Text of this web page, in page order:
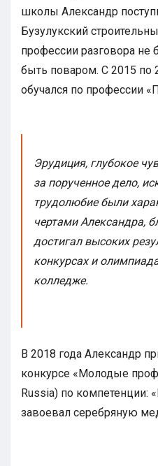
школы Александр
Бузулукский
профессии разговора не
быть поваром. С 2015 по
обучался по профессии
Эрудиция, глубокое
за порученное дело,
трудолюбие были
чертами Александра,
достигал высоких
конкурсах и
колледже.
В 2018 года Александр
конкурсе «Молодые
Russia) по компетенции:
завоевал серебряную